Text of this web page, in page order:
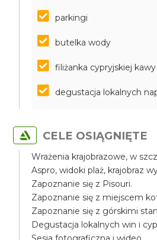
parkingi
butelka wody
filiżanka cypryjskiej kawy
degustacja lokalnych
CELE OSIĄGNIĘTE
Wrażenia krajobrazowe, w
Aspro, widoki plaż, krajobraz
Zapoznanie się z Pisouri.
Zapoznanie się z miejscem
Zapoznanie się z górskimi
Degustacja lokalnych win i